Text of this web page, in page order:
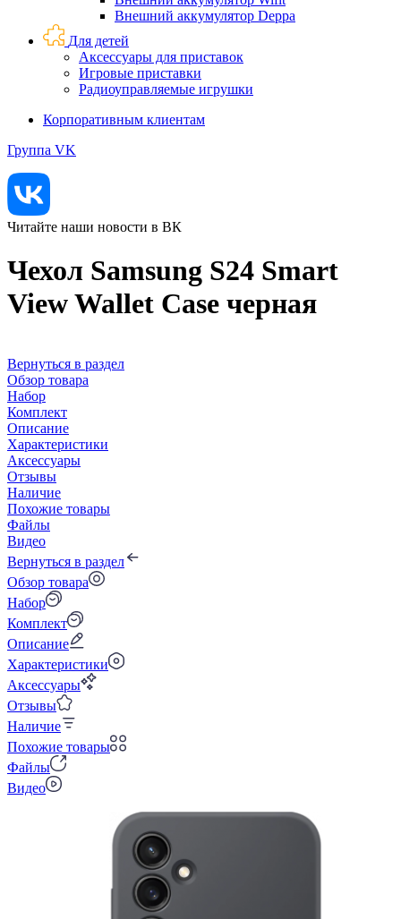
Внешний аккумулятор Deppa
Для детей
Аксессуары для приставок
Игровые приставки
Радиоуправляемые игрушки
Корпоративным клиентам
Группа VK
Читайте наши новости в ВК
Чехол Samsung S24 Smart
View Wallet Case черная
Вернуться в раздел
Обзор товара
Набор
Комплект
Описание
Характеристики
Аксессуары
Отзывы
Наличие
Похожие товары
Файлы
Видео
Вернуться в раздел
Обзор товара
Набор
Комплект
Описание
Характеристики
Аксессуары
Отзывы
Наличие
Похожие товары
Файлы
Видео